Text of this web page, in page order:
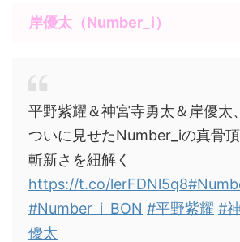
岸優太（Number_i）
平野紫耀＆神宮寺勇太＆岸優太
ついに見せたNumber_iの真骨
斬新さを紐解く
https://t.co/lerFDNl5q8
#Number_i_BON #平野紫耀 #
優太